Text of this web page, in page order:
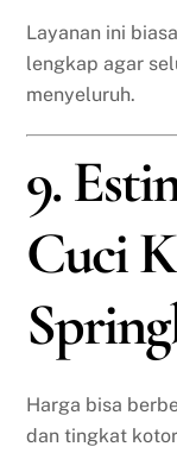
Layanan ini
lengkap agar
menyeluruh.
9.
Cuci
Harga bisa
dan tingkat